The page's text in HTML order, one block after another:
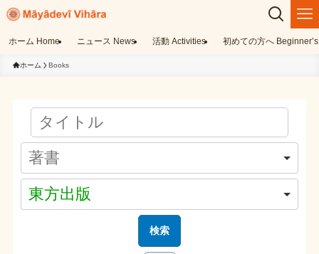
ホーム Home ニュース News 活動 Activities 初めての方へ
ホーム Books
東方出版